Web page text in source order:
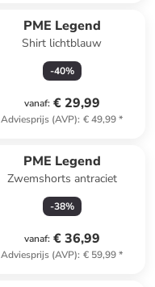
PME Legend
Shirt lichtblauw
-40%
vanaf: € 29,99
Adviesprijs (AVP): € 49,99*
PME Legend
Zwemshorts antraciet
-38%
vanaf: € 36,99
Adviesprijs (AVP): € 59,99*